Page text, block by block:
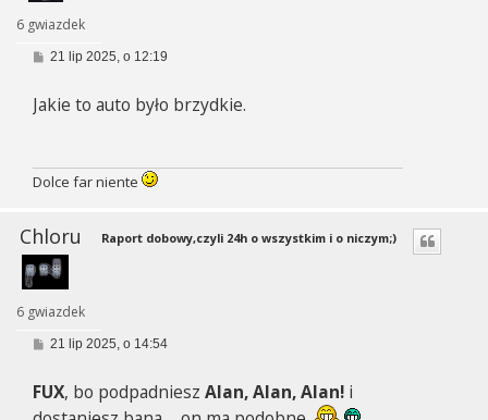
6 gwiazdek
P
t
21 lip 2025, o 12:19
Jakie to auto było brzydkie.
Dolce far niente
Chloru
6 gwiazdek
Raport dobowy,czyli 24h o wszystkim i o niczym;)
P
t
21 lip 2025, o 14:54
FUX, bo podpadniesz Alan, Alan, Alan! i